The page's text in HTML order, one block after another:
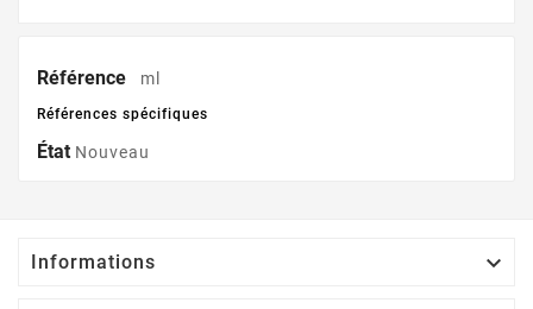
Référence ml
Références spécifiques
État Nouveau
Informations 